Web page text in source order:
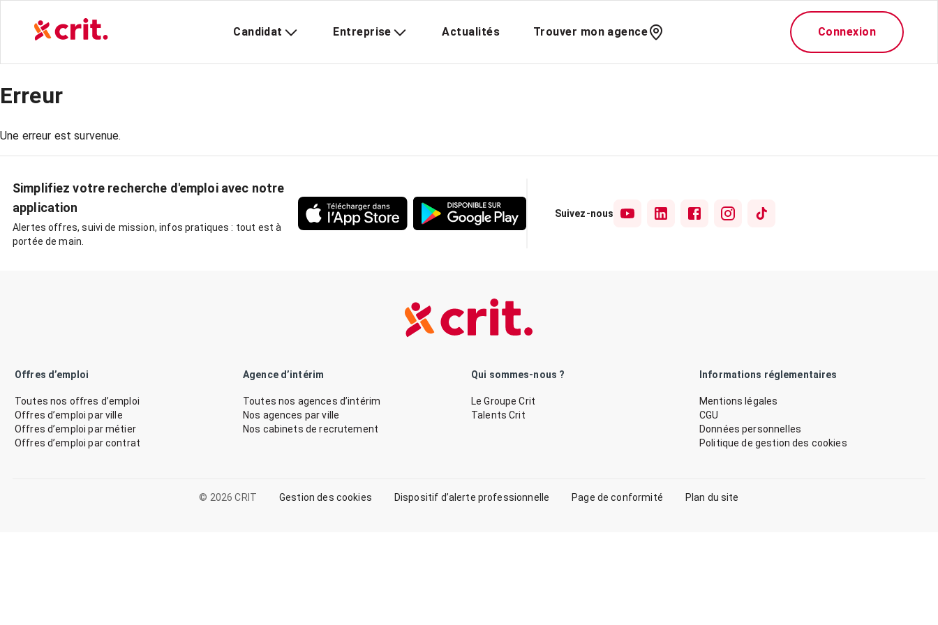
Candidat Entreprise Actualités Trouver mon agence Connexion
Erreur
Une erreur est survenue.
Simplifiez votre recherche d'emploi avec notre
application
Alertes offres, suivi de mission, infos pratiques : tout est à
portée de main.
Suivez-nous
Offres d’emploi
Toutes nos offres d’emploi
Offres d’emploi par ville
Offres d’emploi par métier
Offres d’emploi par contrat
Agence d’intérim
Toutes nos agences d’intérim
Nos agences par ville
Nos cabinets de recrutement
Qui sommes-nous ?
Le Groupe Crit
Talents Crit
Informations réglementaires
Mentions légales
CGU
Données personnelles
Politique de gestion des cookies
© 2026 CRIT Gestion des cookies Dispositif d’alerte professionnelle Page de conformité Plan du site